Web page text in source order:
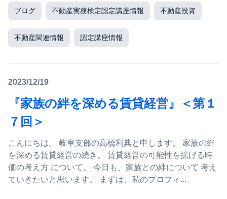
ブログ 不動産実務検定認定講座情報 不動産投資
不動産関連情報 認定講座情報
2023/12/19
『家族の絆を深める賃貸経営』＜第１
７回＞
こんにちは。 岐阜支部の高橋利典と申します。 家族の絆
を深める賃貸経営の続き。 賃貸経営の可能性を拡げる時
価の考え方 について。 今日も、家族との絆について 考え
ていきたいと思います。 まずは、私のプロフィ...